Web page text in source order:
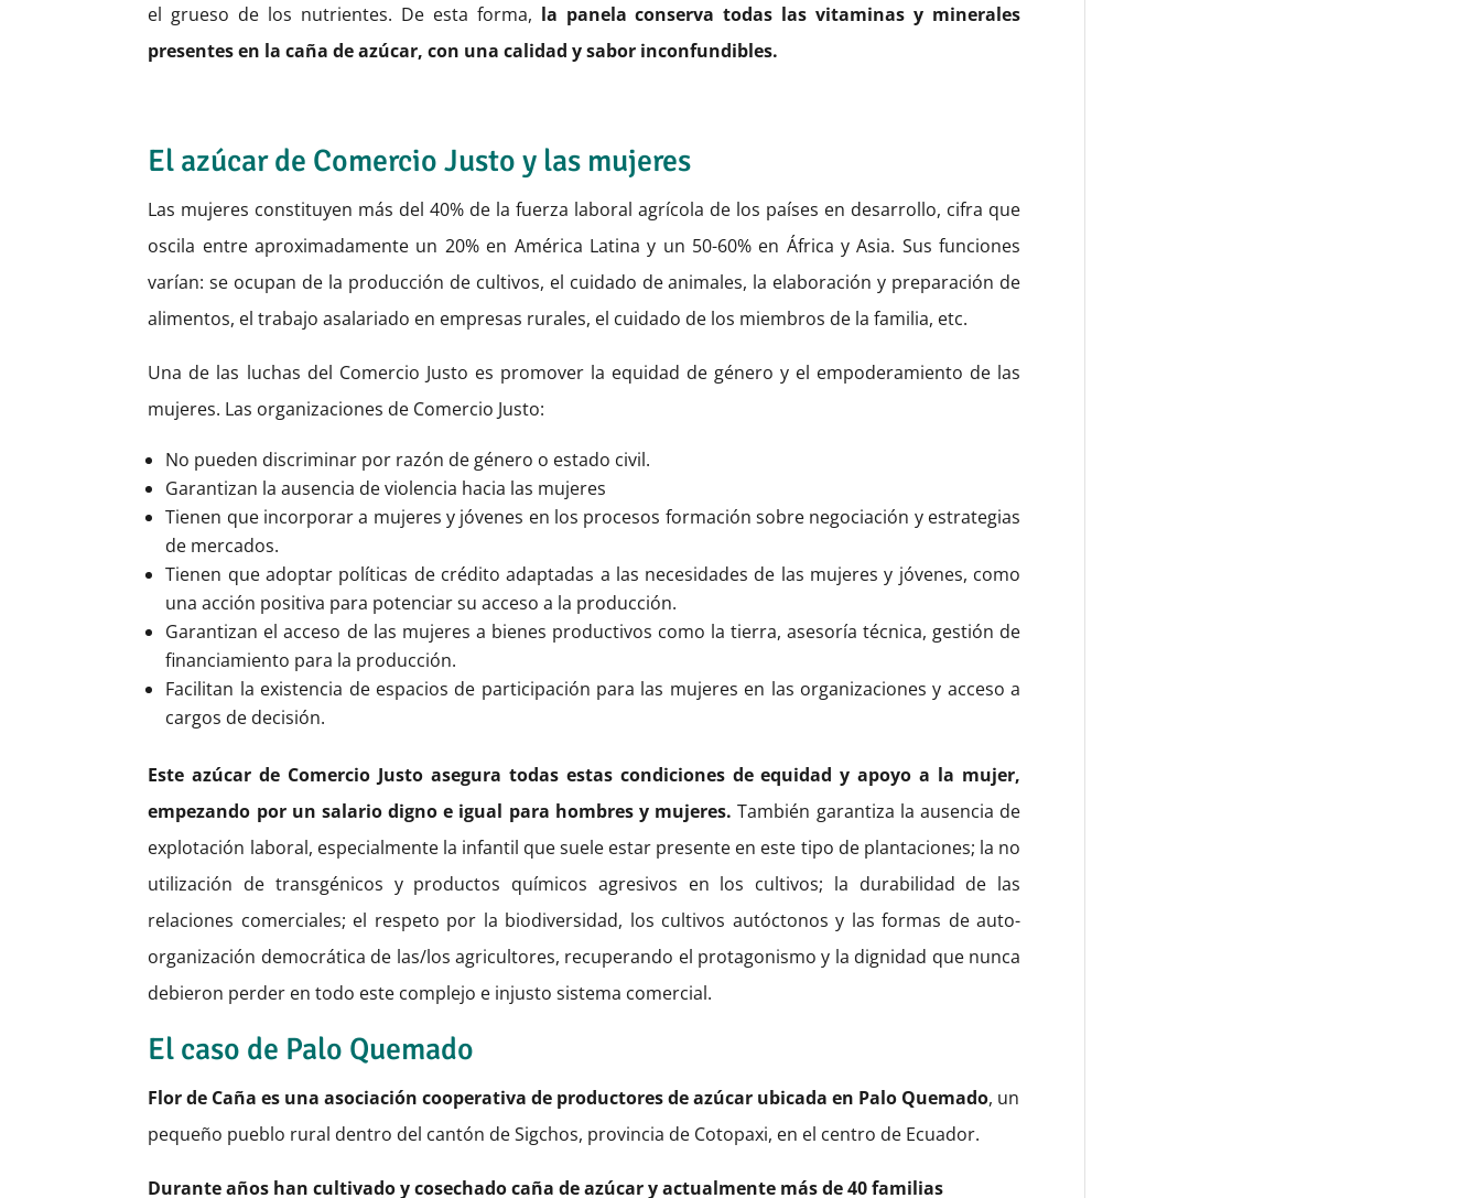
el grueso de los nutrientes. De esta forma, la panela conserva todas las vitaminas y minerales
presentes en la caña de azúcar, con una calidad y sabor inconfundibles.
El azúcar de Comercio Justo y las mujeres
Las mujeres constituyen más del 40% de la fuerza laboral agrícola de los países en desarrollo, cifra que
oscila entre aproximadamente un 20% en América Latina y un 50-60% en África y Asia. Sus funciones
varían: se ocupan de la producción de cultivos, el cuidado de animales, la elaboración y preparación de
alimentos, el trabajo asalariado en empresas rurales, el cuidado de los miembros de la familia, etc.
Una de las luchas del Comercio Justo es promover la equidad de género y el empoderamiento de las
mujeres. Las organizaciones de Comercio Justo:
No pueden discriminar por razón de género o estado civil.
Garantizan la ausencia de violencia hacia las mujeres
Tienen que incorporar a mujeres y jóvenes en los procesos formación sobre negociación y estrategias
de mercados.
Tienen que adoptar políticas de crédito adaptadas a las necesidades de las mujeres y jóvenes, como
una acción positiva para potenciar su acceso a la producción.
Garantizan el acceso de las mujeres a bienes productivos como la tierra, asesoría técnica, gestión de
financiamiento para la producción.
Facilitan la existencia de espacios de participación para las mujeres en las organizaciones y acceso a
cargos de decisión.
Este azúcar de Comercio Justo asegura todas estas condiciones de equidad y apoyo a la mujer,
empezando por un salario digno e igual para hombres y mujeres. También garantiza la ausencia de
explotación laboral, especialmente la infantil que suele estar presente en este tipo de plantaciones; la no
utilización de transgénicos y productos químicos agresivos en los cultivos; la durabilidad de las
relaciones comerciales; el respeto por la biodiversidad, los cultivos autóctonos y las formas de auto-
organización democrática de las/los agricultores, recuperando el protagonismo y la dignidad que nunca
debieron perder en todo este complejo e injusto sistema comercial.
El caso de Palo Quemado
Flor de Caña es una asociación cooperativa de productores de azúcar ubicada en Palo Quemado, un
pequeño pueblo rural dentro del cantón de Sigchos, provincia de Cotopaxi, en el centro de Ecuador.
Durante años han cultivado y cosechado caña de azúcar y actualmente más de 40 familias